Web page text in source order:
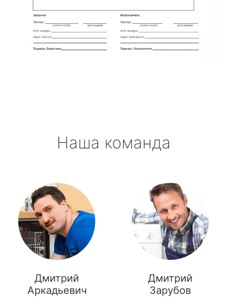
Наша команда
Дмитрий
Аркадьевич
Дмитрий
Зарубов